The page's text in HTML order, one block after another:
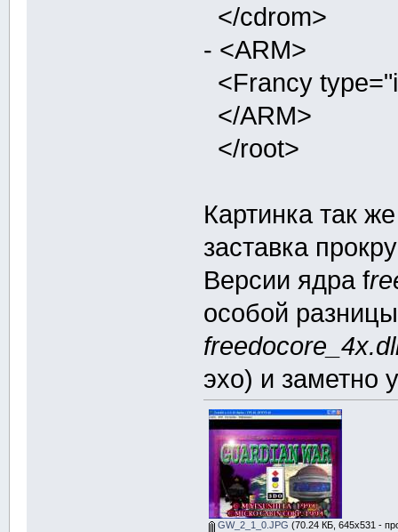
</cdrom>
- <ARM>
<Francy
</ARM>
</root>
Картинка так
заставка
Версии ядра f
особой
эхо) и заметно
GW_2_1_0.JPG (70.24 КБ, 645x531 -